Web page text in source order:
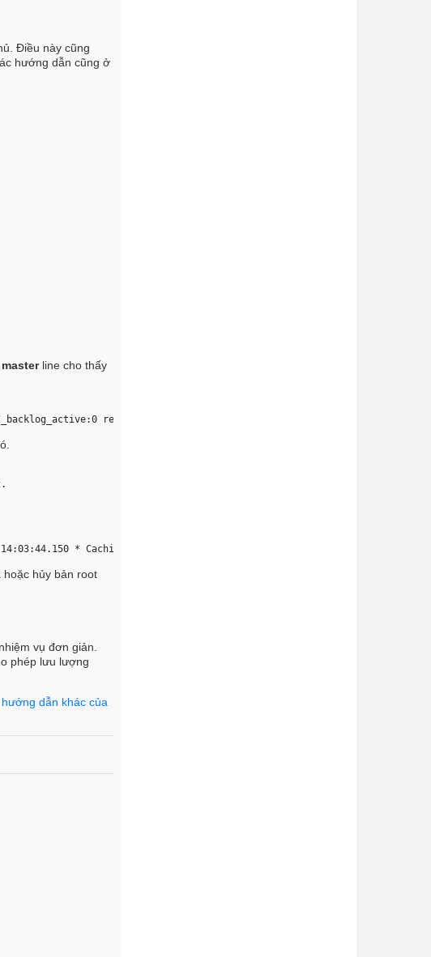
Điều này cũng
hướng dẫn cũng ở
line cho thấy
repl_backlog_size:1048576
* Caching the disconnected master state. 14573:M 07 Oct
hủy bản root
vụ đơn giản.
phép lưu lượng
dẫn khác của